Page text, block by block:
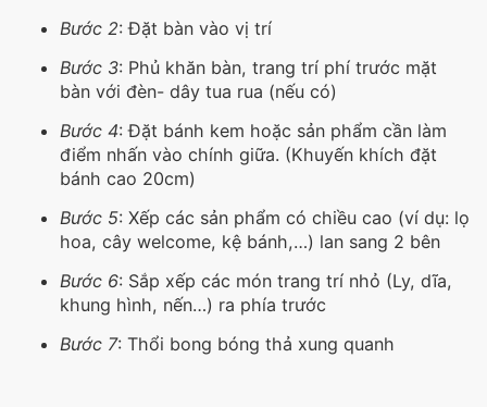
Bước 2: Đặt bàn vào vị trí
Bước 3: Phủ khăn bàn, trang trí phí trước mặt
bàn với đèn- dây tua rua (nếu có)
Bước 4: Đặt bánh kem hoặc sản phẩm cần làm
điểm nhấn vào chính giữa. (Khuyến khích đặt
bánh cao 20cm)
Bước 5: Xếp các sản phẩm có chiều cao (ví dụ: lọ
hoa, cây welcome, kệ bánh,…) lan sang 2 bên
Bước 6: Sắp xếp các món trang trí nhỏ (Ly, dĩa,
khung hình, nến…) ra phía trước
Bước 7: Thổi bong bóng thả xung quanh